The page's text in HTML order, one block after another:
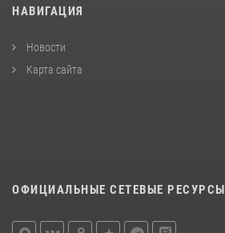
НАВИГАЦИЯ
Новости
Карта сайта
ОФИЦИАЛЬНЫЕ СЕТЕВЫЕ РЕСУРСЫ